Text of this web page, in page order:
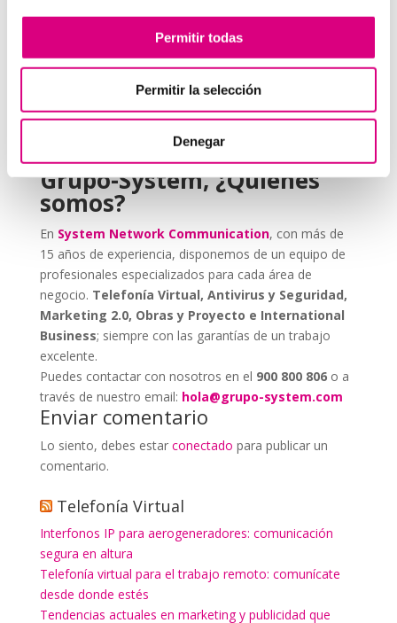
Permitir todas
Permitir la selección
Denegar
datos, ingresos y reputación.
En System Network Communication, trabajamos cada
día con autónomos y pymes que confían su seguridad
ataque en vacaciones puede suponer una pérdida de
datos, ingresos y reputación.
Grupo-System, ¿Quiénes
somos?
En System Network Communication, con más de
15 años de experiencia, disponemos de un equipo de
profesionales especializados para cada área de
negocio. Telefonía Virtual, Antivirus y Seguridad,
Marketing 2.0, Obras y Proyecto e International
Business; siempre con las garantías de un trabajo
excelente.
Puedes contactar con nosotros en el 900 800 806o a
través de nuestro email: hola@grupo-system.com
Enviar comentario
Lo siento, debes estar conectado para publicar un
comentario.
Telefonía Virtual
Interfonos IP para aerogeneradores: comunicación
segura en altura
Telefonía virtual para el trabajo remoto: comunícate
desde donde estés
Tendencias actuales en marketing y publicidad que